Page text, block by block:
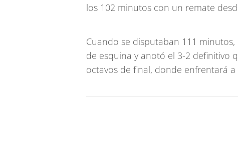
los 102 minutos con un remate
Cuando se disputaban 111
de esquina y anotó el 3-2 definitivo
octavos de final, donde enfrentará a